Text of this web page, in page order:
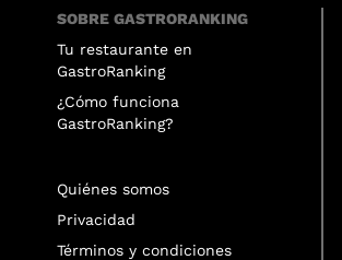
SOBRE GASTRORANKING
Tu restaurante en
GastroRanking
¿Cómo funciona
GastroRanking?
Quiénes somos
Privacidad
Términos y condiciones